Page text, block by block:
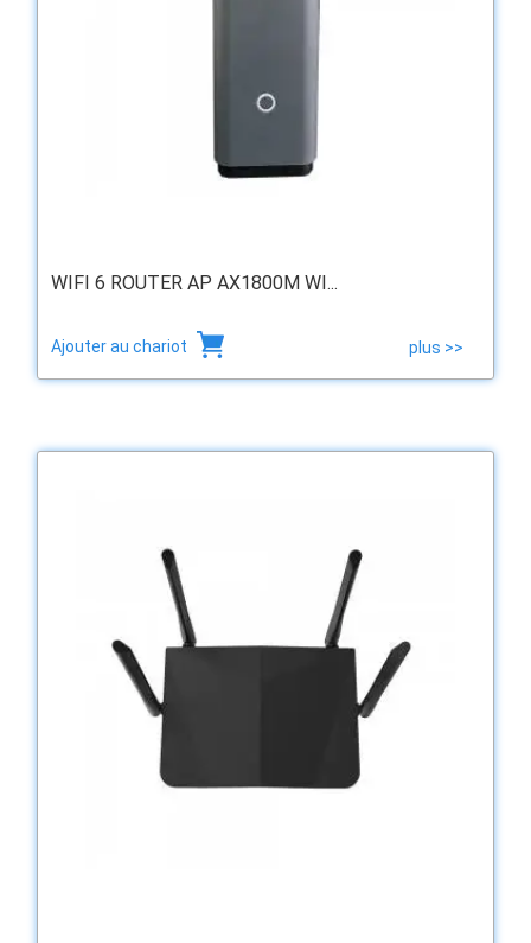
WIFI 6 ROUTER AP AX1800M WI...
Ajouter au chariot plus >>